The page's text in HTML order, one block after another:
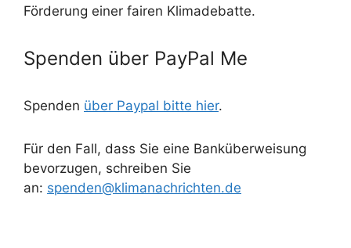
Förderung einer fairen Klimadebatte.
Spenden über PayPal Me
Spenden über Paypal bitte hier.
Für den Fall, dass Sie eine Banküberweisung
bevorzugen, schreiben Sie
an: spenden@klimanachrichten.de